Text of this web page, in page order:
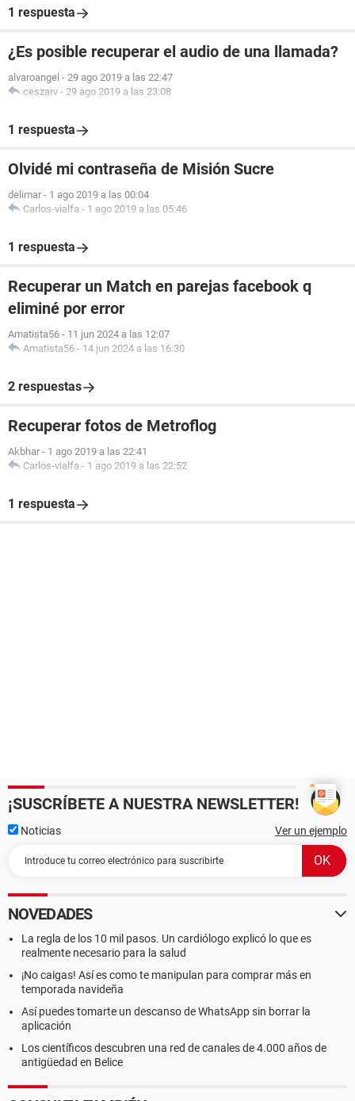
1 respuesta
¿Es posible recuperar el audio de una llamada?
alvaroangel - 29 ago 2019 a las 22:47
ceszarv - 29 ago 2019 a las 23:08
1 respuesta
Olvidé mi contraseña de Misión Sucre
delimar - 1 ago 2019 a las 00:04
Carlos-vialfa - 1 ago 2019 a las 05:46
1 respuesta
Recuperar un Match en parejas facebook q
eliminé por error
Amatista56 - 11 jun 2024 a las 12:07
Amatista56 - 14 jun 2024 a las 16:30
2 respuestas
Recuperar fotos de Metroflog
Akbhar - 1 ago 2019 a las 22:41
Carlos-vialfa - 1 ago 2019 a las 22:52
1 respuesta
¡SUSCRÍBETE A NUESTRA NEWSLETTER!
Noticias Ver un ejemplo
NOVEDADES
La regla de los 10 mil pasos. Un cardiólogo explicó lo que es
realmente necesario para la salud
¡No caigas! Así es como te manipulan para comprar más en
temporada navideña
Así puedes tomarte un descanso de WhatsApp sin borrar la
aplicación
Los científicos descubren una red de canales de 4.000 años de
antigüedad en Belice